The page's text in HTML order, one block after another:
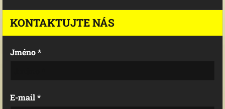
KONTAKTUJTE NÁS
Jméno *
E-mail *